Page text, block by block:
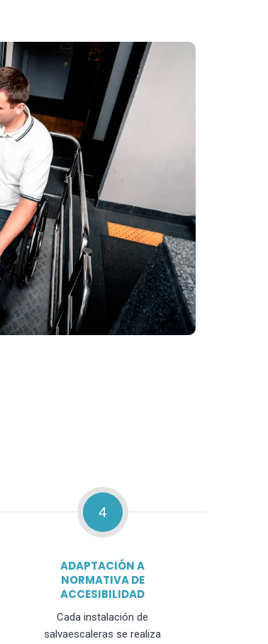
4
ADAPTACIÓN A
NORMATIVA DE
ACCESIBILIDAD
Cada instalación de
salvaescaleras se realiza